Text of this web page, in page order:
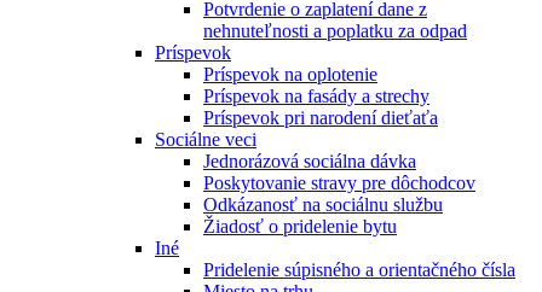
Potvrdenie o zaplatení dane z
nehnuteľnosti a poplatku za odpad
Príspevok
Príspevok na oplotenie
Príspevok na fasády a strechy
Príspevok pri narodení dieťaťa
Sociálne veci
Jednorázová sociálna dávka
Poskytovanie stravy pre dôchodcov
Odkázanosť na sociálnu službu
Žiadosť o pridelenie bytu
Iné
Pridelenie súpisného a orientačného čísla